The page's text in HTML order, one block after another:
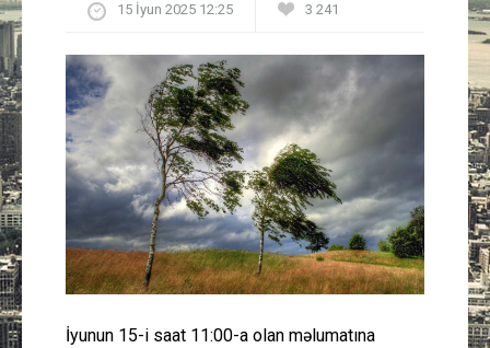
Güney Azərbaycan
Mədəniyyət
Müsahibə
İdman
Layihə
Gündəm
15 İyun 2025 12:25 3 241
İyunun 15-i saat 11:00-a olan məlumatına